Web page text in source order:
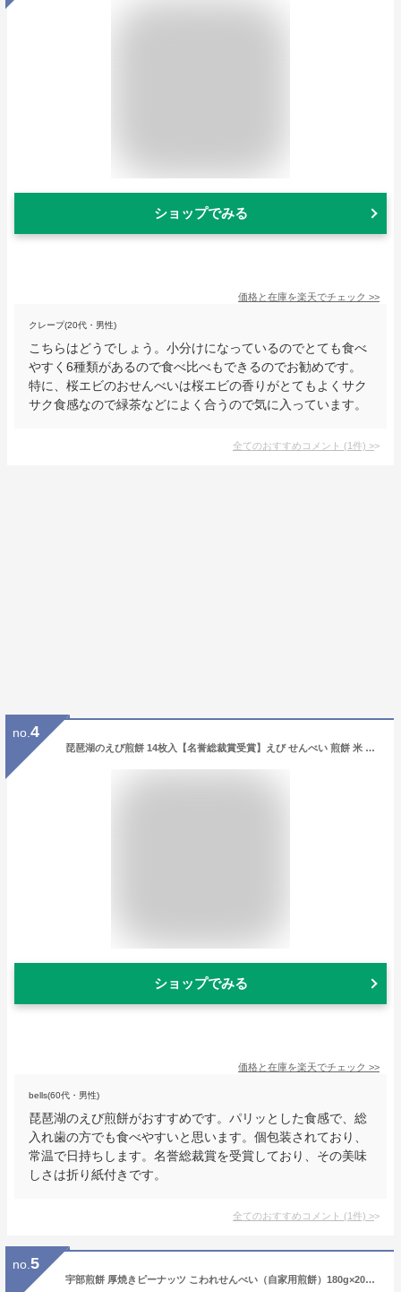
ショップでみる
価格と在庫を楽天でチェック >>
クレープ(20代・男性)
こちらはどうでしょう。小分けになっているのでとても食べ
やすく6種類があるので食べ比べもできるのでお勧めです。
特に、桜エビのおせんべいは桜エビの香りがとてもよくサク
サク食感なので緑茶などによく合うので気に入っています。
全てのおすすめコメント (1件) >
no. 4
琵琶湖のえび煎餅 14枚入【名誉総裁賞受賞】えび せんべい 煎餅 米 琵琶湖 滋賀 えびせん お土産 滋賀宝 えびせんべい 個包装 ギフト 国産米 すじえび 煎餅 母の日 父の日 御歳暮 内祝 お礼
ショップでみる
価格と在庫を楽天でチェック >>
bells(60代・男性)
琵琶湖のえび煎餅がおすすめです。パリッとした食感で、総
入れ歯の方でも食べやすいと思います。個包装されており、
常温で日持ちします。名誉総裁賞を受賞しており、その美味
しさは折り紙付きです。
全てのおすすめコメント (1件) >
no. 5
宇部煎餅 厚焼きピーナッツ こわれせんべい（自家用煎餅）180g×20袋 【南部煎餅 岩手】【お中元】